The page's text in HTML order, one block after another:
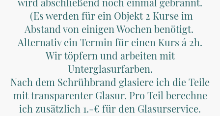
(Es werden für ein Objekt 2 Kurse im
Abstand von einigen Wochen benötigt.
Alternativ ein Termin für einen Kurs á 2h.
Wir töpfern und arbeiten mit
Unterglasurfarben.
Nach dem Schrühbrand glasiere ich die Teile
mit transparenter Glasur. Pro Teil berechne
ich zusätzlich 1.-€ für den Glasurservice.